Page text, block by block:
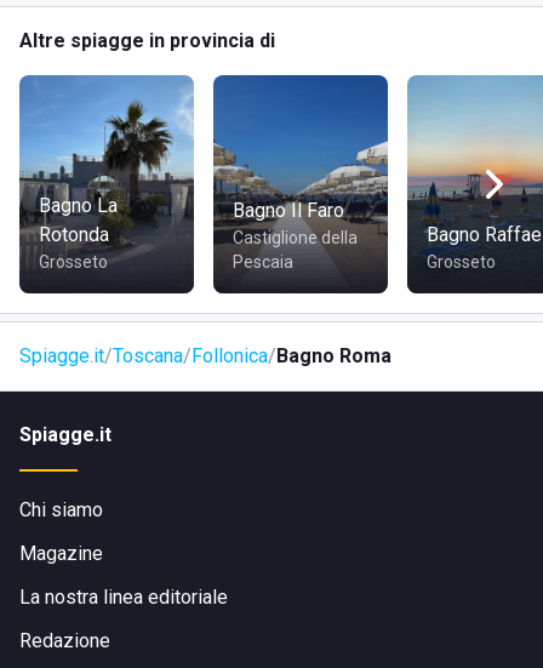
In auto: Da Grosseto, prendere la E80; il lido si raggiunge in
circa 40 minuti.
In treno
ferroviaria che dista 3 minuti a piedi dal lido.
Altre spiagge in provincia di
Bagno La
Rotonda
Grosseto
Bagno Il Faro
Castiglione della
Pescaia
Bagno
Grosseto
Spiagge.it Toscana Follonica Bagno Roma
Spiagge.it
Chi siamo
Magazine
La nostra linea editoriale
Redazione